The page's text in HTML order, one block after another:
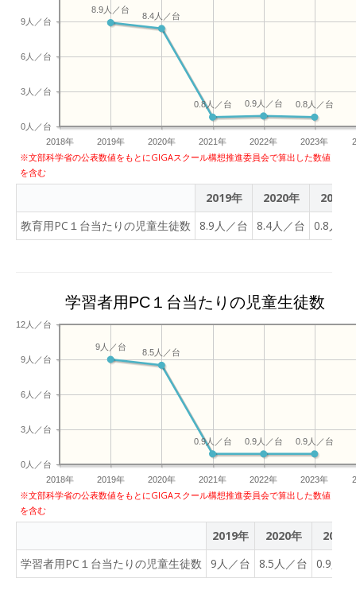
2018年 2019年 2020年 2021年 2022年 2023年
0人／台
3人／台
6人／台
9人／台
0.8人／台
0.9人／台
0.8人／台
8.4人／台
8.9人／台
※文部科学省の公表数値をもとにGIGAスクール構想推進委員会で算出した数値
を含む
2019年 2020年
2021年
教育用PC１台当たりの児童生徒数
8.9人／台 8.4人／台 0.8人／
学習者用PC１台当たりの児童生徒数
2018年 2019年 2020年 2021年 2022年 2023年
0人／台
3人／台
6人／台
9人／台
12人／台
0.9人／台
0.9人／台
0.9人／台
8.5人／台
9人／台
※文部科学省の公表数値をもとにGIGAスクール構想推進委員会で算出した数値
を含む
2019年 2020年
2021
学習者用PC１台当たりの児童生徒数
9人／台 8.5人／台 0.9人